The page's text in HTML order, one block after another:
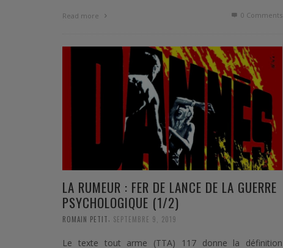
Read more 0 Comments
LA RUMEUR : FER DE LANCE DE LA GUERRE
PSYCHOLOGIQUE (1/2)
ROMAIN PETIT SEPTEMBRE 9, 2019
Le texte tout arme (TTA) 117 donne la définition